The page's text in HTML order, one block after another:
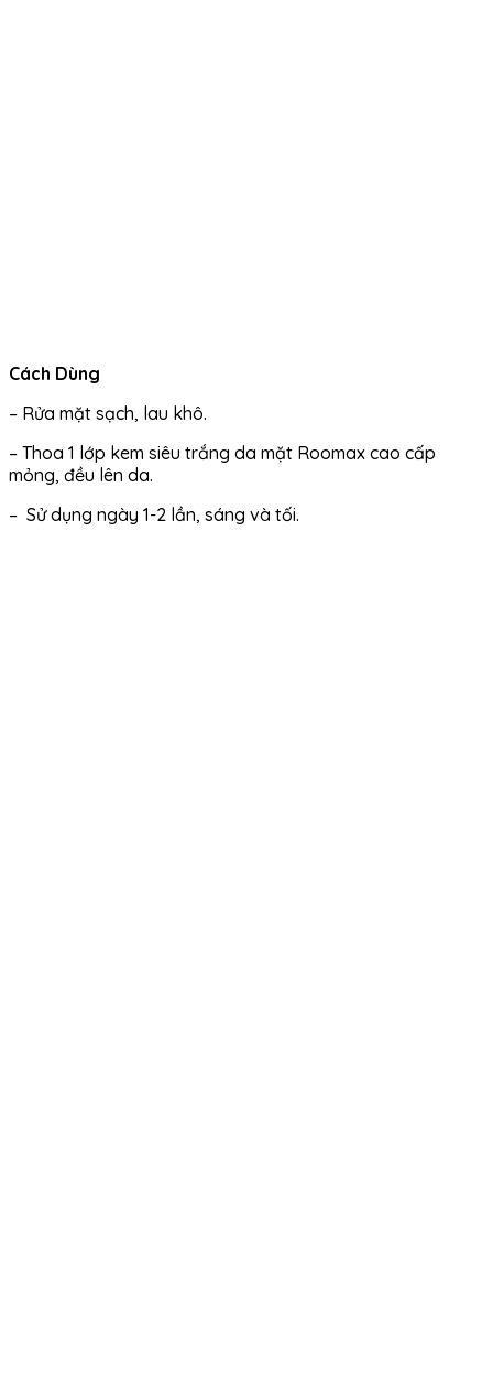
Cách Dùng
– Rửa mặt sạch, lau khô.
– Thoa 1 lớp kem siêu trắng da mặt Roomax cao cấp
mỏng, đều lên da.
– Sử dụng ngày 1-2 lần, sáng và tối.